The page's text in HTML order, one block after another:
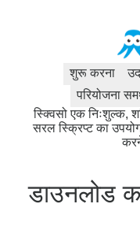
शुरू करना
परियोजना
स्क्विसो एक निःशुल्क,
सरल स्क्रिप्ट का
डाउनलोड